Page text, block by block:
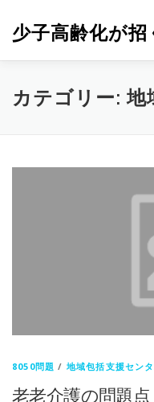
少子高齢化が招
カテゴリー:地
8050問題 / 地域包括支援セン
老老介護の問題